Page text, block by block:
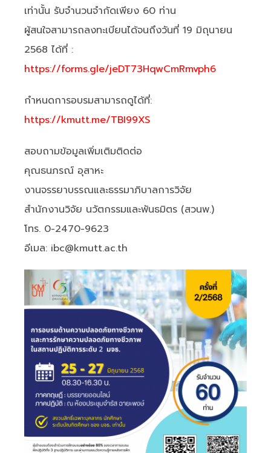
เท่านั้น รับจำนวนจำกัดเพียง 60 ท่าน
ผู้สนใจสามารถลงทะเบียนได้จนถึงวันที่ 19 มิถุนายน
2568 ได้ที่ :
https://forms.gle/jeDT73HqwCmRmvph6
กำหนดการอบรมสามารถดูได้ที่:
https://kmutt.me/TBI99XS
สอบถามข้อมูลเพิ่มเติมติดต่อ
คุณธนภรณ์ อุสาหะ
งานจรรยาบรรณและธรรมาภิบาลการวิจัย
สำนักงานวิจัย นวัตกรรมและพันธมิตร (สวนพ.)
โทร. 0-2470-9623
อีเมล: ibc@kmutt.ac.th